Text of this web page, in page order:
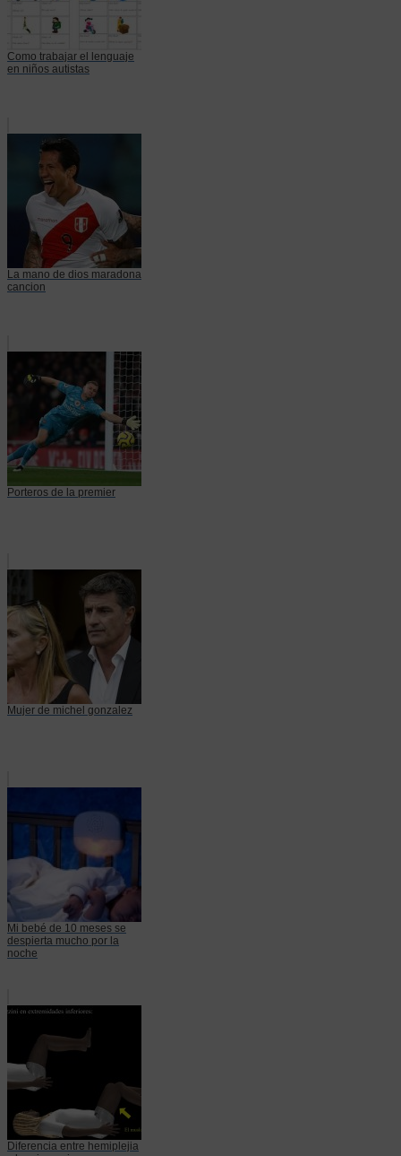
Como trabajar el lenguaje
en niños autistas
La mano de dios maradona
cancion
Porteros de la premier
Mujer de michel gonzalez
Mi bebé de 10 meses se
despierta mucho por la
noche
Diferencia entre hemiplejia